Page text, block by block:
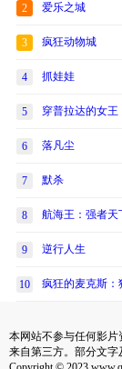
2 爱乐之城
3 疯狂动物城
4 抓娃娃
5 穿普拉达的女王
6 落凡尘
7 默杀
8 航海王：强者天
9 逆行人生
10 疯狂的麦克斯：
本网站不参与任何影
来自第三方。部分文字